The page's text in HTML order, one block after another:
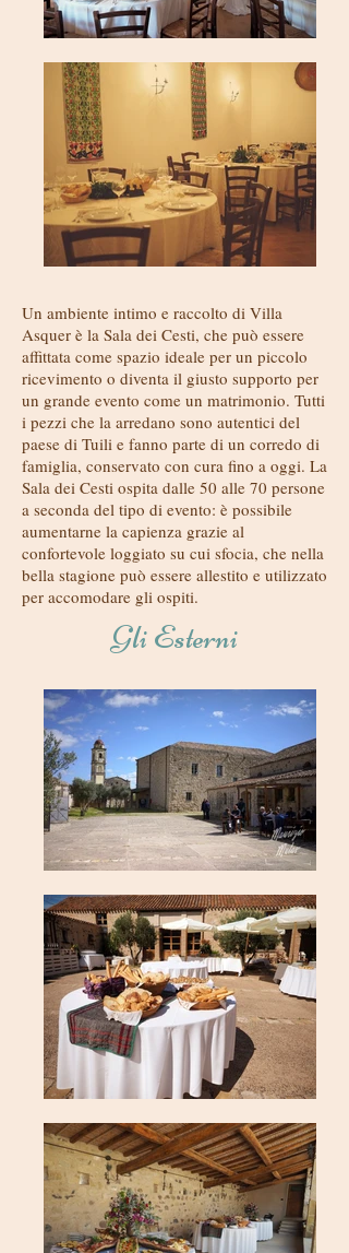
Un ambiente intimo e raccolto di Villa
Asquer è la Sala dei Cesti, che può essere
affittata come spazio ideale per un piccolo
ricevimento o diventa il giusto supporto per
un grande evento come un matrimonio. Tutti
i pezzi che la arredano sono autentici del
paese di Tuili e fanno parte di un corredo di
famiglia, conservato con cura fino a oggi. La
Sala dei Cesti ospita dalle 50 alle 70 persone
a seconda del tipo di evento: è possibile
aumentarne la capienza grazie al
confortevole loggiato su cui sfocia, che nella
bella stagione può essere allestito e utilizzato
per accomodare gli ospiti.
Gli Esterni